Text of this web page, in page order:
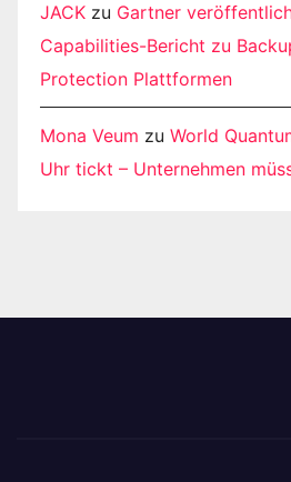
JACK zu Gartner
Capabilities-Bericht zu
Protection Plattformen
Mona Veum zu World
Uhr tickt – Unternehmen